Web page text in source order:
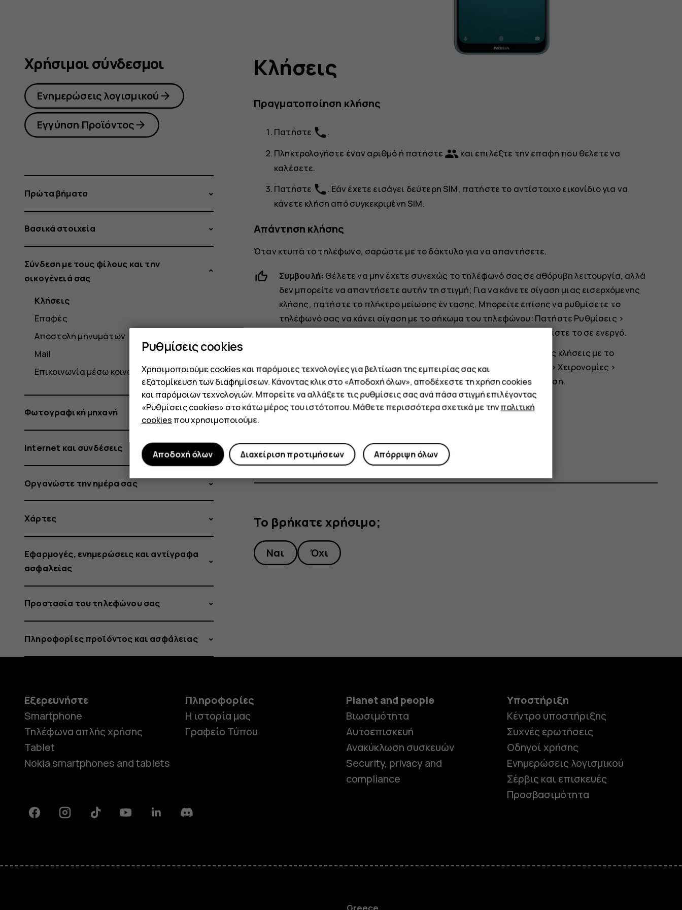
Κλήσεις
Πραγματοποίηση κλήσης
Πατήστε phone.
Πληκτρολογήστε έναν αριθμό ή πατήστε group και επιλέξτε την επαφή που θέλετε να
καλέσετε.
Πατήστε phone. Εάν έχετε εισάγει δεύτερη SIM, πατήστε το αντίστοιχο εικονίδιο για να
κάνετε κλήση από συγκεκριμένη SIM.
Απάντηση κλήσης
Όταν κτυπά το τηλέφωνο, σαρώστε με το δάκτυλο για να απαντήσετε.
Συμβουλή: Θέλετε να μην έχετε συνεχώς το τηλέφωνό σας σε αθόρυβη λειτουργία, αλλά
δεν μπορείτε να απαντήσετε αυτήν τη στιγμή; Για να κάνετε σίγαση μιας εισερχόμενης
κλήσης, πατήστε το πλήκτρο μείωσης έντασης. Μπορείτε επίσης να ρυθμίσετε το
τηλέφωνό σας να κάνει σίγαση με το σήκωμα του τηλεφώνου: Πατήστε Ρυθμίσεις >
, και ρυθμίστε το σε ενεργό.
Εάν θέλετε να έχετε τη δυνατότητα να απορρίπτετε εισερχόμενες κλήσεις με το
αναποδογύρισμα του τηλεφώνου, πατήστεΡυθμίσεις >Χειρονομίες >
Αναποδογύριμα για απόρριψη κλήσηςκαι ενεργοποιήστε τη ρύθμιση.
Απόρριψη μιας κλήσης
Το βρήκατε χρήσιμο;
Ναι Όχι
Χρήσιμοι σύνδεσμοι
Ενημερώσεις λογισμικού
Εγγύηση Προϊόντος
Πρώτα βήματα
Βασικά στοιχεία
Σύνδεση με τους φίλους και την
οικογένειά σας
Κλήσεις
Επαφές
Αποστολή μηνυμάτων
Mail
Επικοινωνία μέσω κοινωνικών δικτύων
Φωτογραφική μηχανή
Internet και συνδέσεις
Οργανώστε την ημέρα σας
Χάρτες
Εφαρμογές, ενημερώσεις και αντίγραφα
ασφαλείας
Προστασία του τηλεφώνου σας
Πληροφορίες προϊόντος και ασφάλειας
Εξερευνήστε
Smartphone
Τηλέφωνα απλής χρήσης
Tablet
Nokia smartphones and tablets
Πληροφορίες
Η ιστορία μας
Γραφείο Τύπου
Planet and people
Βιωσιμότητα
Αυτοεπισκευή
Ανακύκλωση συσκευών
Security, privacy and
compliance
Υποστήριξη
Κέντρο υποστήριξης
Συχνές ερωτήσεις
Οδηγοί χρήσης
Ενημερώσεις λογισμικού
Σέρβις και επισκευές
Προσβασιμότητα
FacebookInstagramTiktok YoutubeLinkedinDiscord
Ρυθμίσεις cookies
Χρησιμοποιούμε cookies και παρόμοιες τεχνολογίες για βελτίωση της εμπειρίας σας και
εξατομίκευση των διαφημίσεων. Κάνοντας κλικ στο «Αποδοχή όλων», αποδέχεστε τη χρήση cookies
και παρόμοιων τεχνολογιών. Μπορείτε να αλλάξετε τις ρυθμίσεις σας ανά πάσα στιγμή επιλέγοντας
«Ρυθμίσεις cookies» στο κάτω μέρος του ιστότοπου. Μάθετε περισσότερα σχετικά με τηνπολιτική
cookies που χρησιμοποιούμε.
Απόρριψη όλων
Διαχείριση προτιμήσεων
Αποδοχή όλων